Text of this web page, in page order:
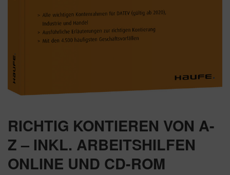
RICHTIG KONTIEREN VON A-
Z – INKL. ARBEITSHILFEN
ONLINE UND CD-ROM